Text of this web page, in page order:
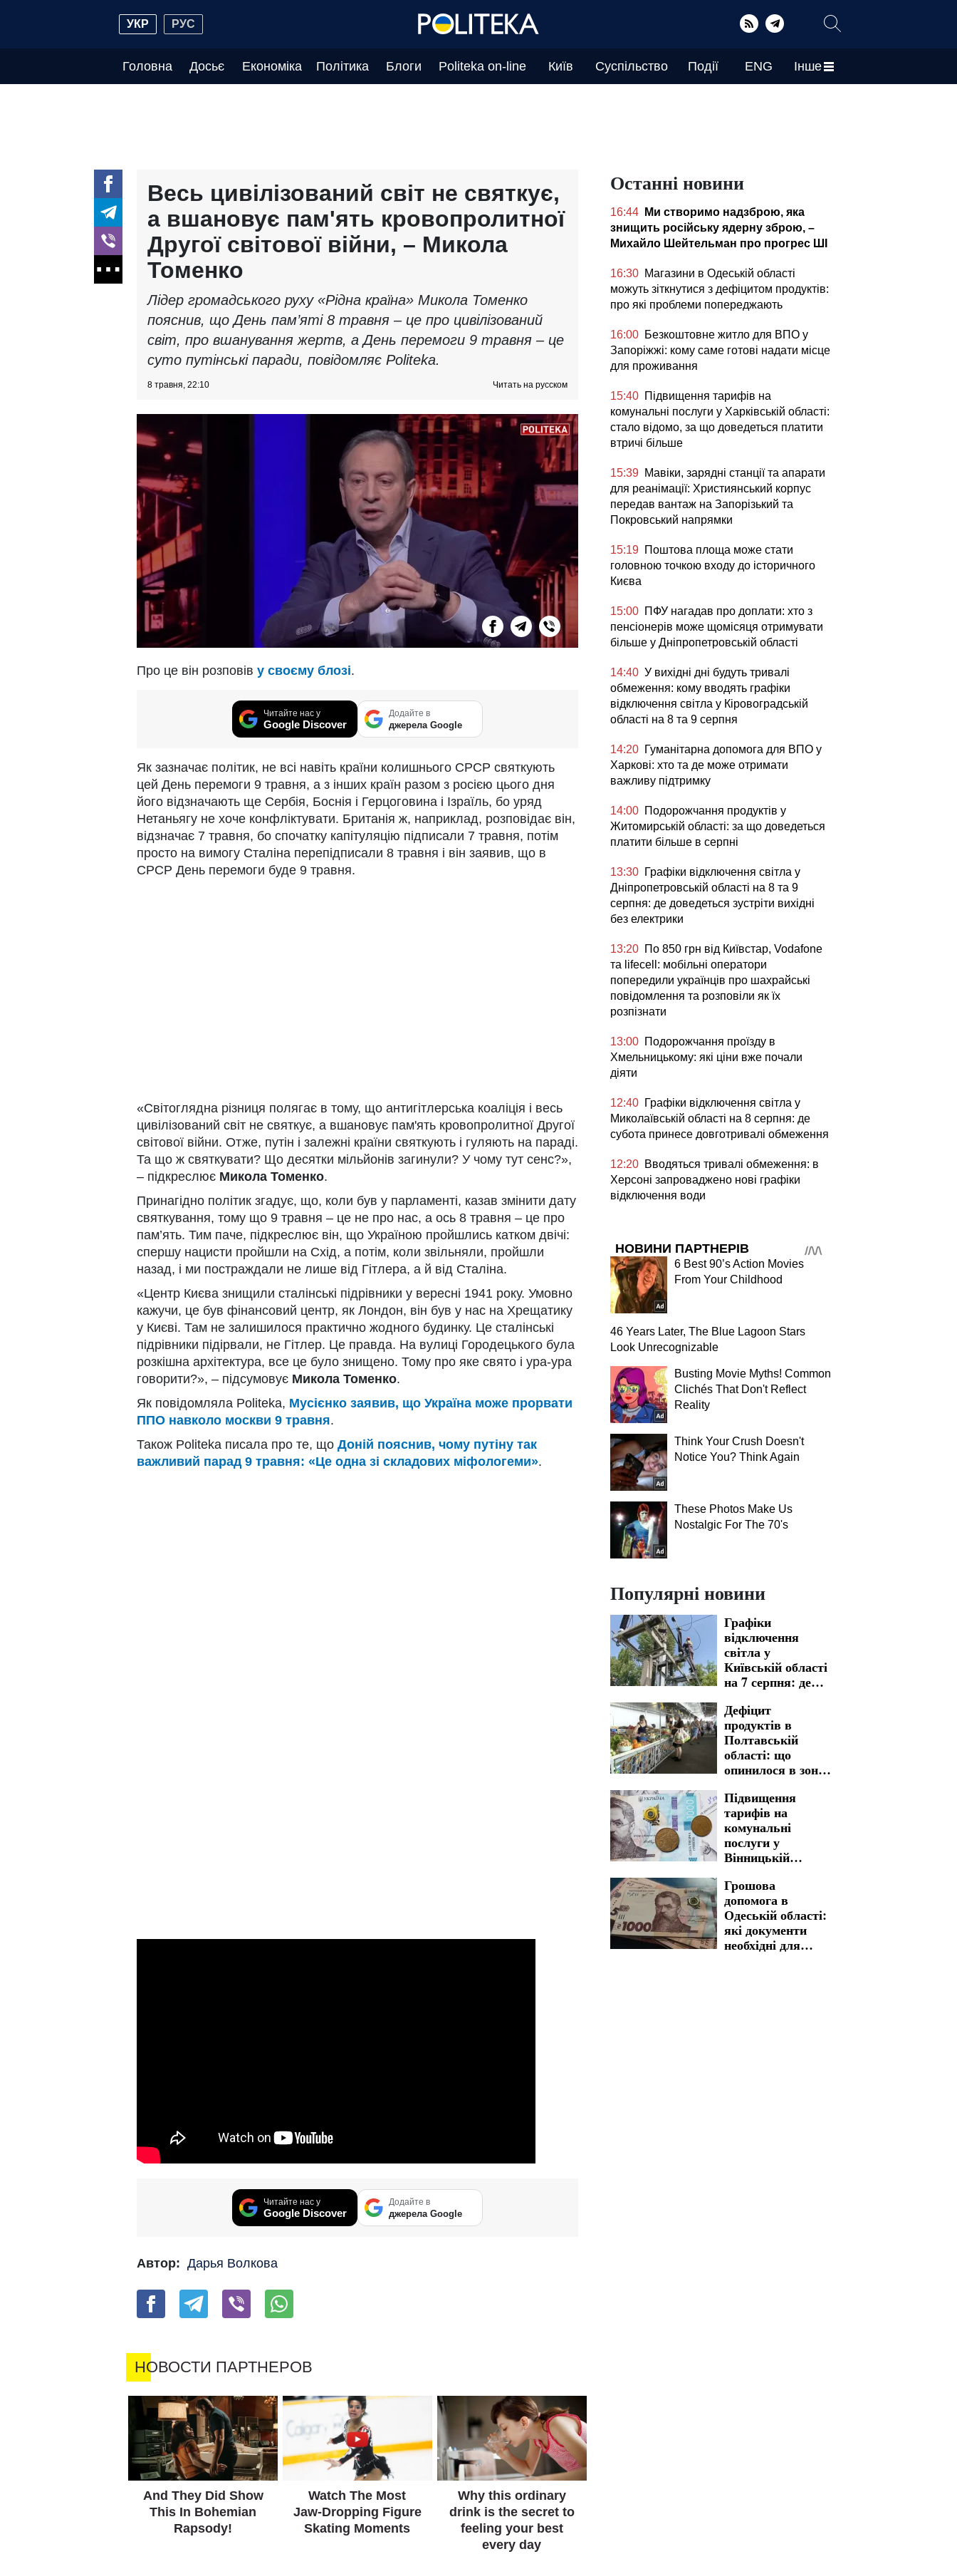
УКР РУС
Головна Досьє Економіка Політика Блоги Politeka on-line Київ Суспільство Події ENG Інше
Весь цивілізований світ не святкує,
а вшановує пам'ять кровопролитної
Другої світової війни, – Микола
Томенко
Лідер громадського руху «Рідна країна» Микола Томенко
пояснив, що День пам’яті 8 травня – це про цивілізований
світ, про вшанування жертв, а День перемоги 9 травня – це
суто путінські паради, повідомляє Politeka.
8 травня, 22:10 Читать на русском
Про це він розповів у своєму блозі.
Читайте нас у
Google Discover
Додайте в
джерела Google
Як зазначає політик, не всі навіть країни колишнього СРСР святкують
цей День перемоги 9 травня, а з інших країн разом з росією цього дня
його відзначають ще Сербія, Боснія і Герцоговина і Ізраїль, бо уряд
Нетаньягу не хоче конфліктувати. Британія ж, наприклад, розповідає він,
відзначає 7 травня, бо спочатку капітуляцію підписали 7 травня, потім
просто на вимогу Сталіна перепідписали 8 травня і він заявив, що в
СРСР День перемоги буде 9 травня.
«Світоглядна різниця полягає в тому, що антигітлерська коаліція і весь
цивілізований світ не святкує, а вшановує пам'ять кровопролитної Другої
світової війни. Отже, путін і залежні країни святкують і гуляють на параді.
Та що ж святкувати? Що десятки мільйонів загинули? У чому тут сенс?»,
– підкреслює Микола Томенко.
Принагідно політик згадує, що, коли був у парламенті, казав змінити дату
святкування, тому що 9 травня – це не про нас, а ось 8 травня – це про
пам’ять. Тим паче, підкреслює він, що Україною пройшлись катком двічі:
спершу нацисти пройшли на Схід, а потім, коли звільняли, пройшли
назад, і ми постраждали не лише від Гітлера, а й від Сталіна.
«Центр Києва знищили сталінські підрівники у вересні 1941 року. Умовно
кажучи, це був фінансовий центр, як Лондон, він був у нас на Хрещатику
у Києві. Там не залишилося практично жодного будинку. Це сталінські
підрівники підірвали, не Гітлер. Це правда. На вулиці Городецького була
розкішна архітектура, все це було знищено. Тому про яке свято і ура-ура
говорити?», – підсумовує Микола Томенко.
Як повідомляла Politeka, Мусієнко заявив, що Україна може прорвати
ППО навколо москви 9 травня.
Також Politeka писала про те, що Доній пояснив, чому путіну так
важливий парад 9 травня: «Це одна зі складових міфологеми».
Читайте нас у
Google Discover
Додайте в
джерела Google
Автор: Дарья Волкова
Останні новини
16:44
Ми створимо надзброю, яка
знищить російську ядерну зброю, –
Михайло Шейтельман про прогрес ШІ
16:30 Магазини в Одеській області
можуть зіткнутися з дефіцитом продуктів:
про які проблеми попереджають
16:00 Безкоштовне житло для ВПО у
Запоріжжі: кому саме готові надати місце
для проживання
15:40 Підвищення тарифів на
комунальні послуги у Харківській області:
стало відомо, за що доведеться платити
втричі більше
15:39 Мавіки, зарядні станції та апарати
для реанімації: Християнський корпус
передав вантаж на Запорізький та
Покровський напрямки
15:19 Поштова площа може стати
головною точкою входу до історичного
Києва
15:00 ПФУ нагадав про доплати: хто з
пенсіонерів може щомісяця отримувати
більше у Дніпропетровській області
14:40 У вихідні дні будуть тривалі
обмеження: кому вводять графіки
відключення світла у Кіровоградській
області на 8 та 9 серпня
14:20 Гуманітарна допомога для ВПО у
Харкові: хто та де може отримати
важливу підтримку
14:00 Подорожчання продуктів у
Житомирській області: за що доведеться
платити більше в серпні
13:30 Графіки відключення світла у
Дніпропетровській області на 8 та 9
серпня: де доведеться зустріти вихідні
без електрики
13:20 По 850 грн від Київстар, Vodafone
та lifecell: мобільні оператори
попередили українців про шахрайські
повідомлення та розповіли як їх
розпізнати
13:00 Подорожчання проїзду в
Хмельницькому: які ціни вже почали
діяти
12:40 Графіки відключення світла у
Миколаївській області на 8 серпня: де
субота принесе довготривалі обмеження
12:20 Вводяться тривалі обмеження: в
Херсоні запроваджено нові графіки
відключення води
НОВИНИ ПАРТНЕРІВ
6 Best 90’s Action Movies
From Your Childhood
46 Years Later, The Blue Lagoon Stars
Look Unrecognizable
Busting Movie Myths! Common
Clichés That Don't Reflect
Reality
Think Your Crush Doesn't
Notice You? Think Again
These Photos Make Us
Nostalgic For The 70's
Популярні новини
Графіки
відключення
світла у
Київській області
на 7 серпня: де
готовими до
тривалих
незручностей
Дефіцит
продуктів в
Полтавській
області: що
опинилося в зоні
Підвищення
тарифів на
комунальні
послуги у
Вінницькій
можуть злетіти
майже в двічі
Грошова
допомога в
Одеській області:
які документи
необхідні для